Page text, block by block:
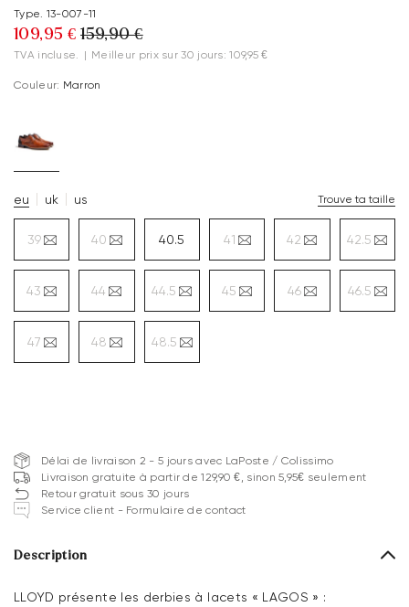
Type. 13-007-11
109,95 € 159,90 €
TVA incluse. | Meilleur prix sur 30 jours: 109,95 €
Couleur: Marron
eu uk us Trouve ta taille
39 40 40.5 41 42 42.5
43 44 44.5 45 46 46.5
47 48 48.5
Délai de livraison 2 - 5 jours avec LaPoste / Colissimo
Livraison gratuite à partir de 129,90 €, sinon 5,95€ seulement
Retour gratuit sous 30 jours
Service client - Formulaire de contact
Description
LLOYD présente les derbies à lacets « LAGOS » :